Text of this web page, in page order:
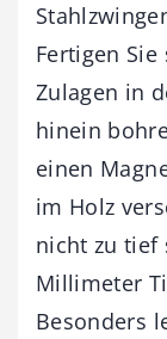
Fertigen
Zulagen in
hinein
einen
im Holz
nicht zu tief
Millimeter
Besonders